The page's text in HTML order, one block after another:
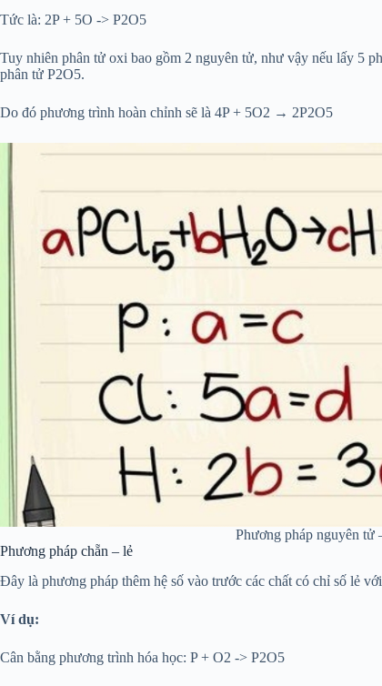
Tức là: 2P + 5O -> P2O5
Tuy nhiên phân tử oxi bao gồm 2 nguyên tử, như vậy nếu lấy 5
phân tử P2O5.
Do đó phương trình hoàn chỉnh sẽ là 4P + 5O2 → 2P2O5
Phương pháp nguyên tử
Phương pháp chẵn – lẻ
Đây là phương pháp thêm hệ số vào trước các chất có chỉ số lẻ
Ví dụ:
Cân bằng phương trình hóa học: P + O2 -> P2O5